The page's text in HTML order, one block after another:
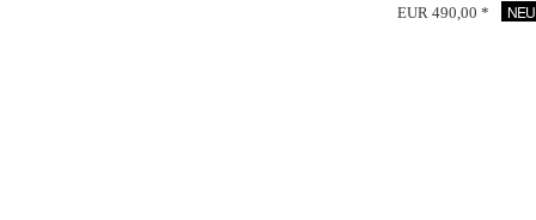
EUR 490,00 * NEU